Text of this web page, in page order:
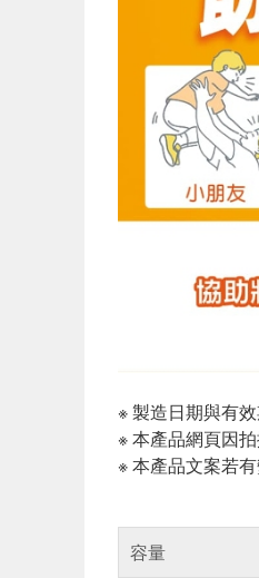
※ 製造日期與有
※ 本產品網頁因
※ 本產品文案若
容量